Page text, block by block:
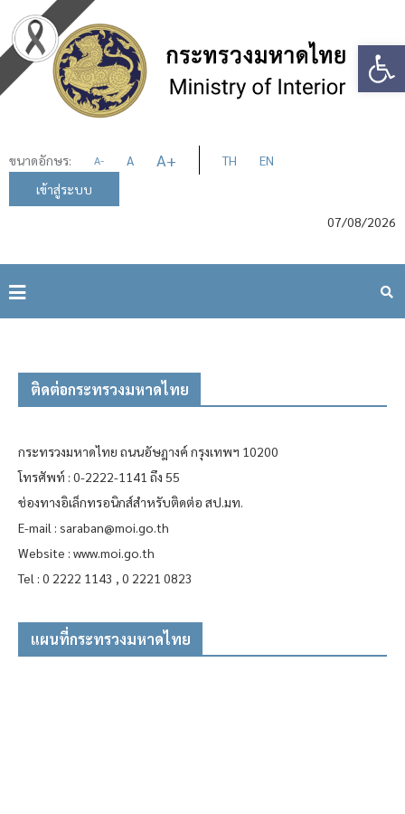
ขนาดอักษร: A- A A+ TH
EN
เข้าสู่ระบบ
07/08/2026
ติดต่อกระทรวงมหาดไทย
กระทรวงมหาดไทย ถนนอัษฎางค์ กรุงเทพฯ 10200
โทรศัพท์ : 0-2222-1141 ถึง 55
ช่องทางอิเล็กทรอนิกส์สำหรับติดต่อ สป.มท.
E-mail : saraban@moi.go.th
Website : www.moi.go.th
Tel : 0 2222 1143 , 0 2221 0823
แผนที่กระทรวงมหาดไทย